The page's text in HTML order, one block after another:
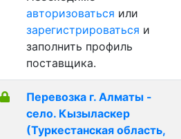
авторизоваться или
зарегистрироваться и
заполнить профиль
поставщика.
Перевозка г. Алматы -
село. Кызыласкер
(Туркестанская область,